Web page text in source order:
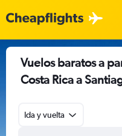
Vuelos baratos a
Costa Rica a
Ida y vuelta